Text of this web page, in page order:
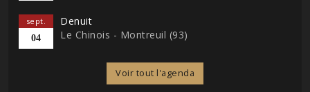
sept.
04
Denuit
Le Chinois - Montreuil (93)
Voir tout l'agenda